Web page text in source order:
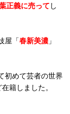
正義に売って し
屋「春新美濃 」
初めて芸者の世界
籍しました。